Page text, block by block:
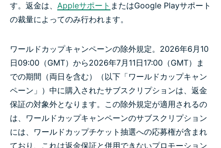
す。返金は、 Appleサポート またはGoogle Playサポート
の裁量によってのみ行われます。
ワールドカップキャンペーンの除外規定。2026年6月10
日09:00（GMT）から2026年7月11日17:00（GMT）ま
での期間（両日を含む）（以下「ワールドカップキャン
ペーン」）中に購入されたサブスクリプションは、返金
保証の対象外となります。この除外規定が適用されるの
は、ワールドカップキャンペーンのサブスクリプション
には、ワールドカップチケット抽選への応募権が含まれ
ており、これは返金保証と併用できないプロモーション